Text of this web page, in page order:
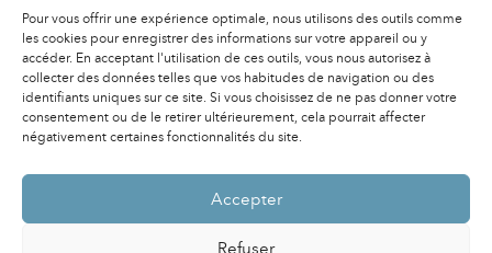
Pour vous offrir une expérience optimale, nous utilisons des outils comme
les cookies pour enregistrer des informations sur votre appareil ou y
accéder. En acceptant l'utilisation de ces outils, vous nous autorisez à
collecter des données telles que vos habitudes de navigation ou des
identifiants uniques sur ce site. Si vous choisissez de ne pas donner votre
consentement ou de le retirer ultérieurement, cela pourrait affecter
négativement certaines fonctionnalités du site.
Accepter
Refuser
ACCESSIBILITÉ | AGENDA | ASSOCIATIONS
|
CONTACTS
PUBLICATIONS | ESPACE PRESSE